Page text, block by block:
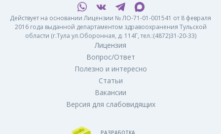
Действует на основании Лицензии № ЛО-71-01-001541 от 8 февраля
2016 года выданной департаментом здравоохранения Тульской
области (г.Тула ул.Оборонная, д. 114Г, тел.:(4872)31-20-33)
Лицензия
Вопрос/Ответ
Полезно и интересно
Статьи
Вакансии
Версия для слабовидящих
РАЗРАБОТКА